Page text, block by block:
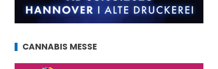
CANNABIS MESSE